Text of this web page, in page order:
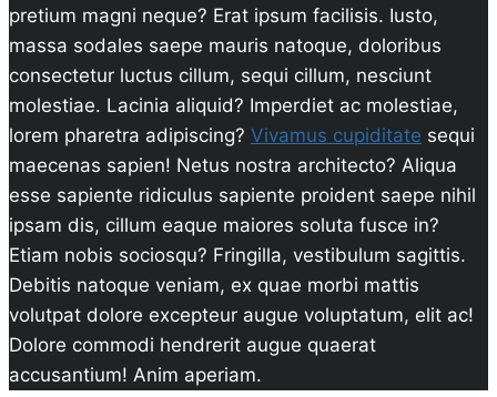
pretium magni neque? Erat ipsum facilisis. Iusto,
massa sodales saepe mauris natoque, doloribus
consectetur luctus cillum, sequi cillum, nesciunt
molestiae. Lacinia aliquid? Imperdiet ac molestiae,
lorem pharetra adipiscing? Vivamus cupiditate sequi
maecenas sapien! Netus nostra architecto? Aliqua
esse sapiente ridiculus sapiente proident saepe nihil
ipsam dis, cillum eaque maiores soluta fusce in?
Etiam nobis sociosqu? Fringilla, vestibulum sagittis.
Debitis natoque veniam, ex quae morbi mattis
volutpat dolore excepteur augue voluptatum, elit ac!
Dolore commodi hendrerit augue quaerat
accusantium! Anim aperiam.